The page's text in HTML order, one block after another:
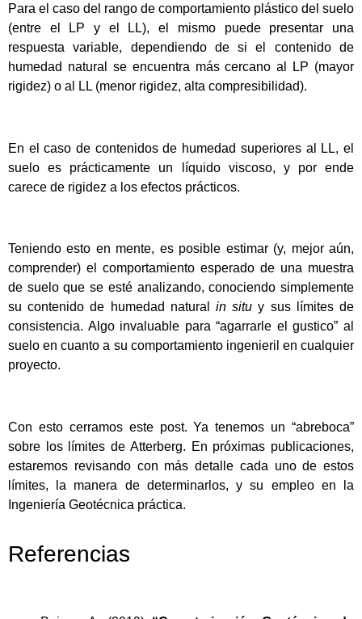
Para el caso del rango de comportamiento plástico del suelo
(entre el LP y el LL), el mismo puede presentar una
respuesta variable, dependiendo de si el contenido de
humedad natural se encuentra más cercano al LP (mayor
rigidez) o al LL (menor rigidez, alta compresibilidad).
En el caso de contenidos de humedad superiores al LL, el
suelo es prácticamente un líquido viscoso, y por ende
carece de rigidez a los efectos prácticos.
Teniendo esto en mente, es posible estimar (y, mejor aún,
comprender) el comportamiento esperado de una muestra
de suelo que se esté analizando, conociendo simplemente
su contenido de humedad natural in situ y sus límites de
consistencia. Algo invaluable para “agarrarle el gustico” al
suelo en cuanto a su comportamiento ingenieril en cualquier
proyecto.
Con esto cerramos este post. Ya tenemos un “abreboca”
sobre los límites de Atterberg. En próximas publicaciones,
estaremos revisando con más detalle cada uno de estos
límites, la manera de determinarlos, y su empleo en la
Ingeniería Geotécnica práctica.
Referencias